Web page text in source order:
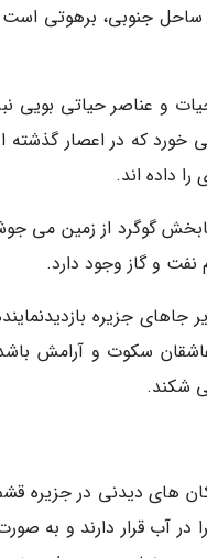
و عناصر حیاتی
خورد که در اعصار
داده اند.
گوگرد از زمین می
و گاز وجود دارد.
جاهای جزیره
عاشقان سکوت و آرامش
شکند.
های دیدنی در
در آب قرار دارند و به